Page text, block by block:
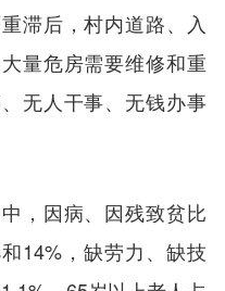
滞后，村内道路、入
量危房需要维修和重
无人干事、无钱办事
，因病、因残致贫比
14%，缺劳力、缺技